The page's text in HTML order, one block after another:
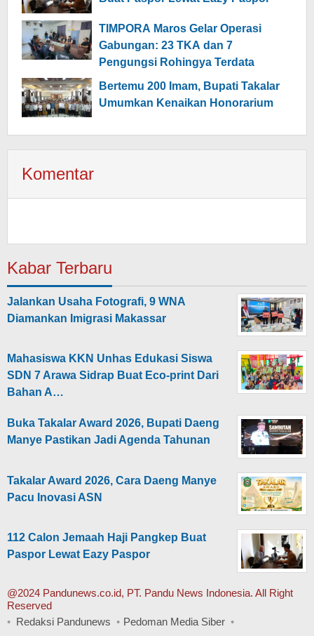
TIMPORA Maros Gelar Operasi
Gabungan: 23 TKA dan 7
Pengungsi Rohingya Terdata
Bertemu 200 Imam, Bupati Takalar
Umumkan Kenaikan Honorarium
Komentar
Kabar Terbaru
Jalankan Usaha Fotografi, 9 WNA
Diamankan Imigrasi Makassar
Mahasiswa KKN Unhas Edukasi Siswa
SDN 7 Arawa Sidrap Buat Eco-print Dari
Bahan A…
Buka Takalar Award 2026, Bupati Daeng
Manye Pastikan Jadi Agenda Tahunan
Takalar Award 2026, Cara Daeng Manye
Pacu Inovasi ASN
112 Calon Jemaah Haji Pangkep Buat
Paspor Lewat Eazy Paspor
@2024 Pandunews.co.id, PT. Pandu News Indonesia. All Right
Reserved
Redaksi Pandunews
Pedoman Media Siber